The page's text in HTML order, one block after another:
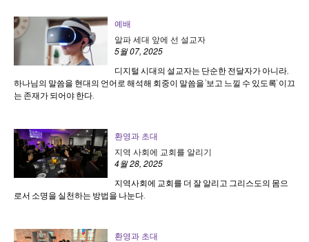
예배
알파 세대 앞에 선 설교자
5월 07, 2025
디지털 시대의 설교자는 단순한 전달자가 아니라,
하나님의 말씀을 현대의 언어로 해석해 회중이 말씀을 '보고 느낄 수 있도록' 이끄
는 존재가 되어야 한다.
환영과 초대
지역 사회에 교회를 알리기
4월 28, 2025
지역사회에 교회를 더 잘 알리고 그리스도의 몸으
로서 소명을 실천하는 방법을 나눈다.
환영과 초대